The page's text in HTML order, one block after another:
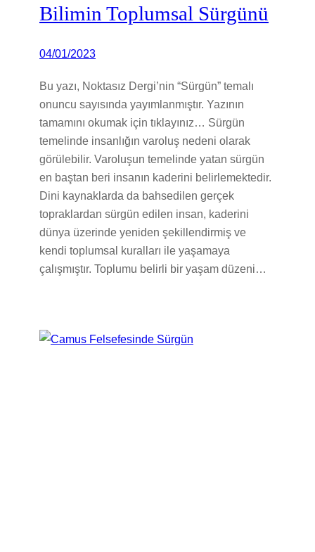
Bilimin Toplumsal Sürgünü
04/01/2023
Bu yazı, Noktasız Dergi’nin “Sürgün” temalı
onuncu sayısında yayımlanmıştır. Yazının
tamamını okumak için tıklayınız… Sürgün
temelinde insanlığın varoluş nedeni olarak
görülebilir. Varoluşun temelinde yatan sürgün
en baştan beri insanın kaderini belirlemektedir.
Dini kaynaklarda da bahsedilen gerçek
topraklardan sürgün edilen insan, kaderini
dünya üzerinde yeniden şekillendirmiş ve
kendi toplumsal kuralları ile yaşamaya
çalışmıştır. Toplumu belirli bir yaşam düzeni…